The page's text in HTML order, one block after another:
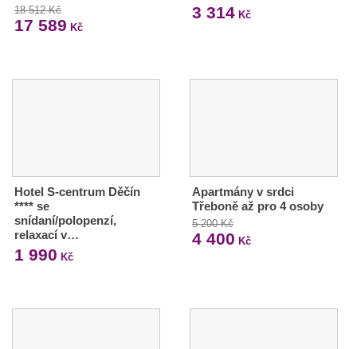
18 512 Kč
17 589 Kč
3 314Kč
Hotel S-centrum Děčín
**** se
snídaní/polopenzí,
relaxací v…
1 990 Kč
Apartmány v srdci
Třeboně až pro 4 osoby
5 200 Kč
4 400 Kč